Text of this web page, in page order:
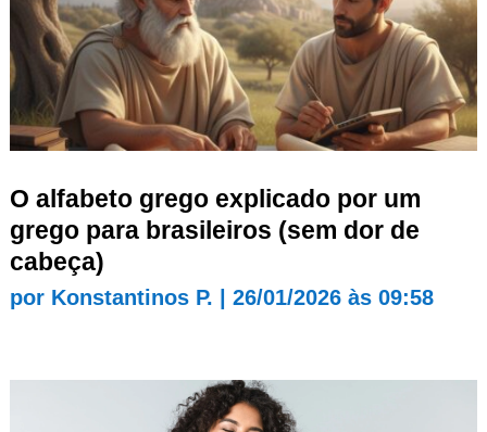
O alfabeto grego explicado por um
grego para brasileiros (sem dor de
cabeça)
por Konstantinos P. 26/01/2026 às 09:58